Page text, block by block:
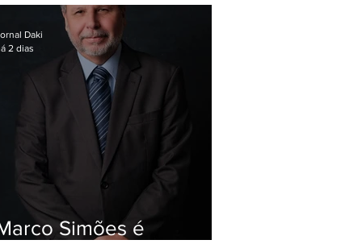
Simões é
Daki
2 dias